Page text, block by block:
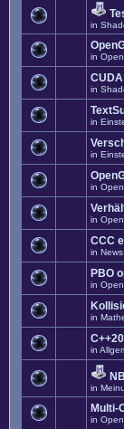
in
in
in
in
in
in
in
CCC
in News
PBO
in
in
in
in
Multi-
in